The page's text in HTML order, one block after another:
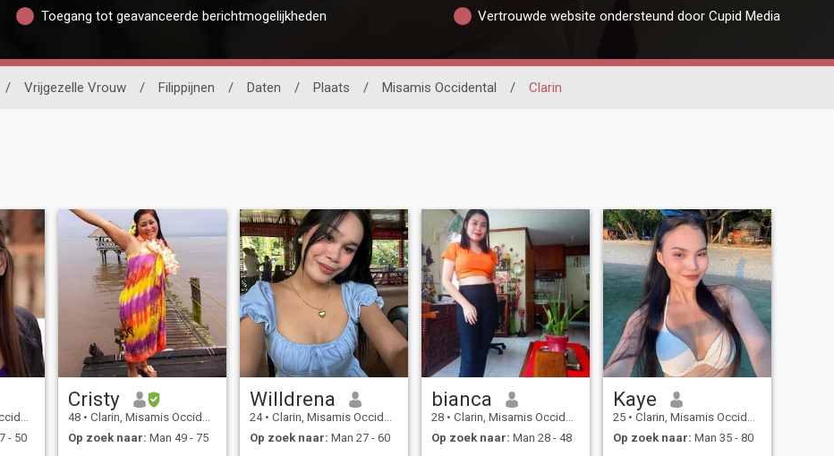
Toegang tot geavanceerde berichtmogelijkheden Vertrouwde website ondersteund door Cupid Media
/ Vrijgezelle Vrouw / Filippijnen / Daten / Plaats / Misamis Occidental / Clarin
- 50
Cristy
48 • Clarin, Misamis Occidental, Filipijnen
Op zoek naar: Man 49 - 75
Willdrena
24 • Clarin, Misamis Occidental, Filipijnen
Op zoek naar: Man 27 - 60
bianca
28 • Clarin, Misamis Occidental, Filipijnen
Op zoek naar: Man 28 - 48
Kaye
25 • Clarin, Misamis Occidental, Filipijnen
Op zoek naar: Man 35 - 80